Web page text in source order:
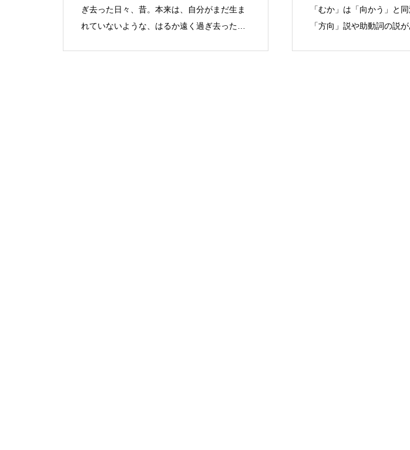
ぎ去った日々、昔。本来は、自分がまだ生ま
れていないような、はるか遠く過ぎ去った時
「むか」は「向かう」と
「方向」説や助動詞の説